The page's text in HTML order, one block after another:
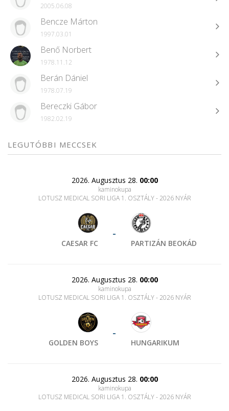
2005.06.08
Bencze Márton
1997.03.01
Benő Norbert
1978.11.12
Berán Dániel
1978.07.19
Bereczki Gábor
1982.02.19
LEGUTÓBBI MECCSEK
2026. Augusztus 28. 00:00
kaminokupa
LOTUSZ MEDICAL SORI LIGA 1. OSZTÁLY - 2026 NYÁR
CAESAR FC
-
PARTIZÁN BEOKÁD
2026. Augusztus 28. 00:00
kaminokupa
LOTUSZ MEDICAL SORI LIGA 1. OSZTÁLY - 2026 NYÁR
GOLDEN BOYS
-
HUNGARIKUM
2026. Augusztus 28. 00:00
kaminokupa
LOTUSZ MEDICAL SORI LIGA 1. OSZTÁLY - 2026 NYÁR